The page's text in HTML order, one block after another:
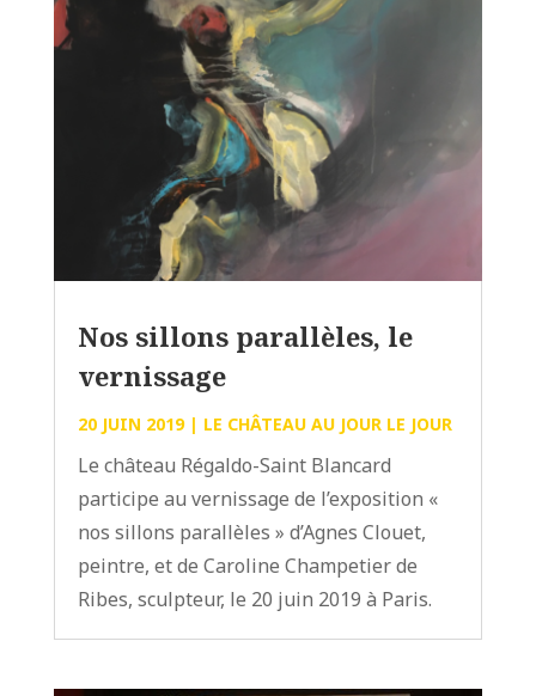
Nos sillons parallèles, le
vernissage
20 JUIN 2019| LE CHÂTEAU AU JOUR LE JOUR
Le château Régaldo-Saint Blancard
participe au vernissage de l’exposition «
nos sillons parallèles » d’Agnes Clouet,
peintre, et de Caroline Champetier de
Ribes, sculpteur, le 20 juin 2019 à Paris.